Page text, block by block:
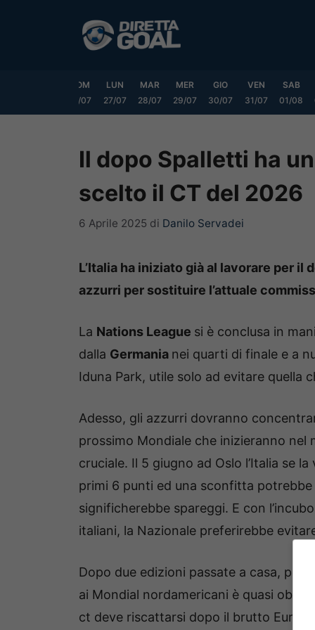
DOM
26/07
LUN
27/07
MAR
28/07
MER
29/07
GIO
30/07
VEN
31/07
SAB
01/08
Il dopo Spalletti ha
scelto il CT del 2026
6 Aprile 2025 di Danilo Servadei
L’Italia ha iniziato già al lavorare per
azzurri per sostituire l’attuale
La Nations League si è conclusa in
dalla Germania nei quarti di finale e a
Iduna Park, utile solo ad evitare quella
Adesso, gli azzurri dovranno
prossimo Mondiale che inizieranno nel
cruciale. Il 5 giugno ad Oslo l’Italia se la
primi 6 punti ed una sconfitta
significherebbe spareggi. E con
italiani, la Nazionale preferirebbe
Dopo due edizioni passate a casa, per
ai Mondial nordamericani è quasi
ct deve riscattarsi dopo il brutto